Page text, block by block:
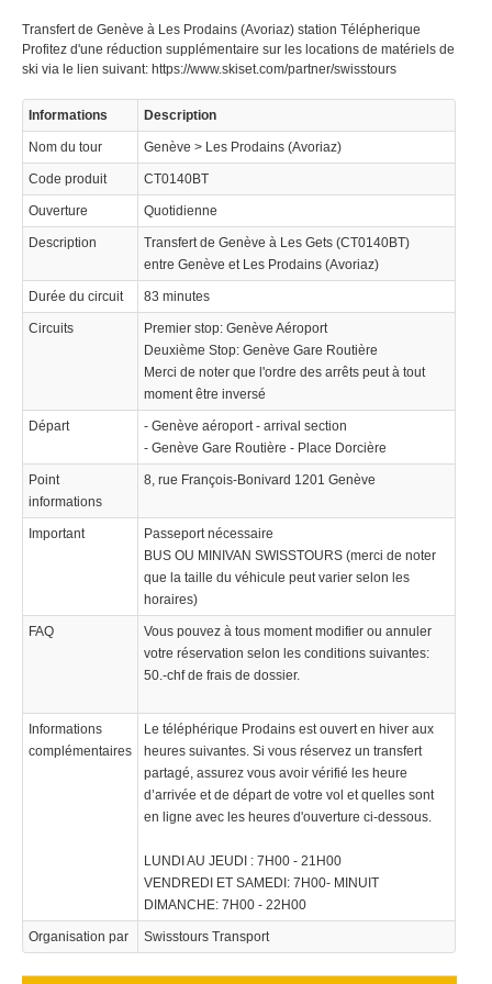
Transfert de Genève à Les Prodains (Avoriaz) station Télépherique
Profitez d'une réduction supplémentaire sur les locations de matériels de
ski via le lien suivant: https://www.skiset.com/partner/swisstours
Informations Description
Nom du tour Genève > Les Prodains (Avoriaz)
Code produit CT0140BT
Ouverture Quotidienne
Description
Transfert de Genève à Les Gets (CT0140BT)
entre Genève et Les Prodains (Avoriaz)
Durée du circuit 83 minutes
Circuits
Premier stop: Genève Aéroport
Deuxième Stop: Genève Gare Routière
Merci de noter que l'ordre des arrêts peut à tout
moment être inversé
Départ
- Genève aéroport - arrival section
- Genève Gare Routière - Place Dorcière
Point
informations
8, rue François-Bonivard 1201 Genève
Important
Passeport nécessaire
BUS OU MINIVAN SWISSTOURS (merci de noter
que la taille du véhicule peut varier selon les
horaires)
FAQ
Vous pouvez à tous moment modifier ou annuler
votre réservation selon les conditions suivantes:
50.-chf de frais de dossier.
Informations
complémentaires
Le téléphérique Prodains est ouvert en hiver aux
heures suivantes. Si vous réservez un transfert
partagé, assurez vous avoir vérifié les heure
d’arrivée et de départ de votre vol et quelles sont
en ligne avec les heures d'ouverture ci-dessous.
LUNDI AU JEUDI : 7H00 - 21H00
VENDREDI ET SAMEDI: 7H00- MINUIT
DIMANCHE: 7H00 - 22H00
Organisation par Swisstours Transport
© 2021 Swisstours Transports SA - All rights reserved.